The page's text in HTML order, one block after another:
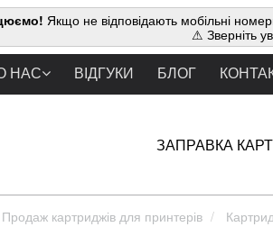
Якщо не відповідають мобільні
⚠ Зверніть
НАС ВІДГУКИ БЛОГ
ЗАПРАВКА
Продаж картриджів для принтерів